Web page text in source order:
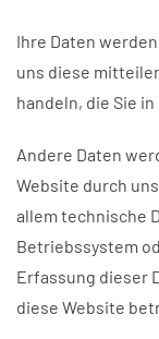
Ihre Daten
uns diese
handeln, die Sie
Andere Daten
Website durch
allem technische
Betriebssystem
Erfassung dieser
diese Website